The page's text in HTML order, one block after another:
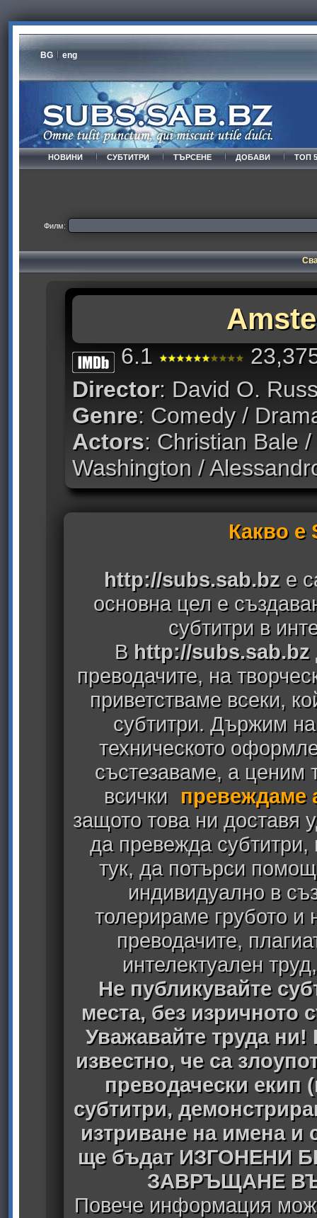
BG eng
НОВИНИ СУБТИТРИ ТЪРСЕНЕ ДОБАВИ ТОП
Филм:
6.1
Director: David O.
Genre: Comedy /
Actors: Christian Bale
Washington /
Какво е
http://subs.sab.bz е
основна цел е
субтитри в
В http://subs.sab.bz
преводачите, на
приветстваме всеки,
субтитри. Държим
техническото
състезаваме, а ценим
всички
превеждаме
защото това ни доставя
да превежда
тук, да потърси
индивидуално в
толерираме грубото
преводачите,
интелектуален
Не публикувайте
места, без изричното
Уважавайте труда ни!
известно, че са
преводачески екип
субтитри,
изтриване на имена
ще бъдат ИЗГОНЕНИ
ЗАВРЪЩАНЕ
Повече информация